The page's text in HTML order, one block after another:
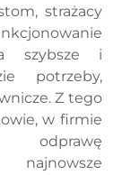
strażacy
szybsze i
potrzeby,
Z tego
w firmie
odprawę
najnowsze